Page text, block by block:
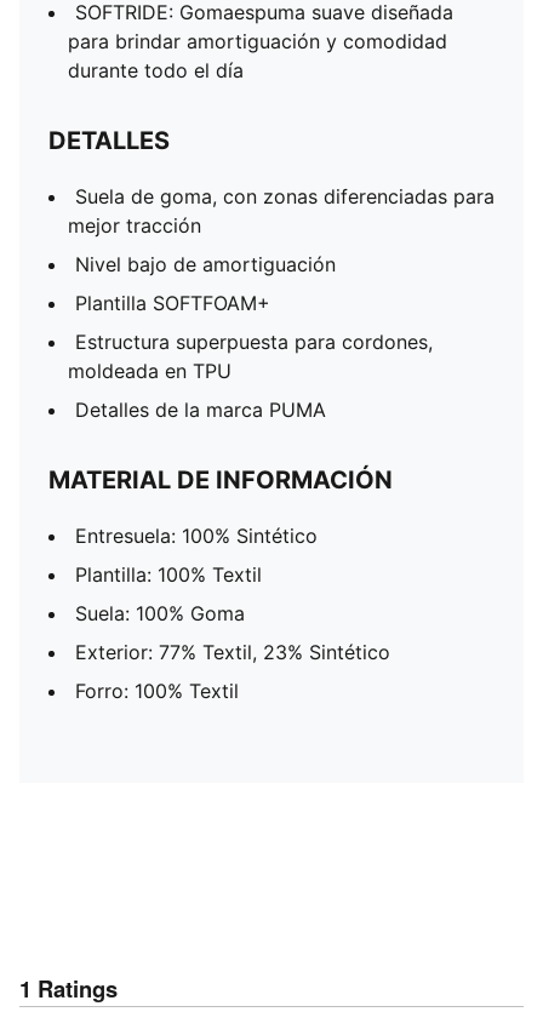
SOFTRIDE: Gomaespuma suave diseñada
para brindar amortiguación y comodidad
durante todo el día
DETALLES
Suela de goma, con zonas diferenciadas para
mejor tracción
Nivel bajo de amortiguación
Plantilla SOFTFOAM+
Estructura superpuesta para cordones,
moldeada en TPU
Detalles de la marca PUMA
MATERIAL DE INFORMACIÓN
Entresuela: 100% Sintético
Plantilla: 100% Textil
Suela: 100% Goma
Exterior: 77% Textil, 23% Sintético
Forro: 100% Textil
1 Ratings